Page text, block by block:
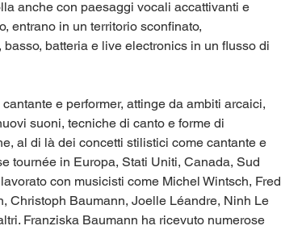
anche con paesaggi vocali accattivanti e
entrano in un territorio sconfinato,
batteria e live electronics in un flusso di
e performer, attinge da ambiti arcaici,
suoni, tecniche di canto e forme di
al di là dei concetti stilistici come cantante e
tournée in Europa, Stati Uniti, Canada, Sud
con musicisti come Michel Wintsch, Fred
Christoph Baumann, Joelle Léandre, Ninh Le
Franziska Baumann ha ricevuto numerose